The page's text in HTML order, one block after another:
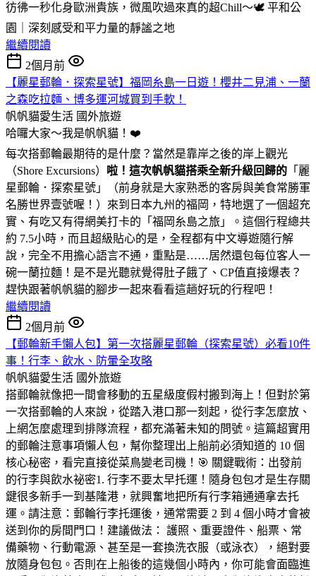
彷彿一秒化身歐洲貴族，微風吹過來真的超Chill～🕊️ 平和公
園｜深刻感受和平力量的靜謐之地
繼續閱讀
2個月前
【麗星郵輪．探索星號】福岡糸島一日遊！櫻井二見浦、一蘭
之森吃拉麵、博多運河城買到手軟！
帆帆貓愛生活 國外旅遊
哈囉大家～我是帆帆貓！❤️
每次搭郵輪最期待的是什麼？當然是靠岸之後的岸上觀光
（Shore Excursions） 啦！這次帆帆貓搭乘全新升級回歸的 「麗
星郵輪．探索星號」（前身就是大家熟悉的客房與美食常勝軍
名勝世界壹號喔！）來到日本九州的福岡，特地選了一個超充
實、有吃又有得網美打卡的「福岡糸島之旅」。這個行程總共
約 7.5小時，而且超級貼心的是，全程都有中文導遊隨行解
說，完全不用擔心語言不通，重點是……居然還包每位客人一
碗一蘭拉麵！是不是光聽就覺得肚子餓了、CP值直接爆表？
趕快跟著帆帆貓的腳步一起來看看這趟好玩的行程吧！
繼續閱讀
2個月前
【郵輪新手懶人包】第一次搭麗星郵輪（探索星號）必看10件
事！行李、飲水、防暈全攻略
帆帆貓愛生活 國外旅遊
搭郵輪就像把一間會移動的五星級度假村搬到海上！但對於第
一次搭郵輪的人來說，從踏入港口那一刻起，從行李怎麼放、
上網怎麼處理到排隊流程，都充滿著未知的問號。這篇超實用
的郵輪注意事項懶人包，幫你整理出上船前必須知道的 10 個
核心秘密，看完直接從菜鳥變老司機！🎯 關鍵戰術：出發前
的行李與飲水祕密1. 行李不要太早托運！隨身包包才是生存關
鍵很多新手一到基隆港，就興奮地把所有行李箱通通拿去托
運。請注意：郵輪行李托運後，通常需要 2 到 4 個小時才會被
送到你的房間門口！建議做法： 護照、重要證件、船票、常
備藥物、行動電源、甚至是一套換洗衣服（或泳衣），絕對要
放隨身包包。否則在上船後的這幾個小時內，你可能會面臨進